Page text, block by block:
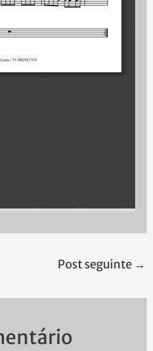
Post seguinte →